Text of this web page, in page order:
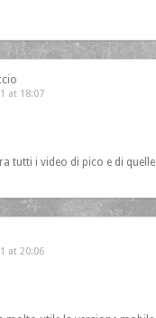
at 18:07
tutti i video di pico e di
at 20:06